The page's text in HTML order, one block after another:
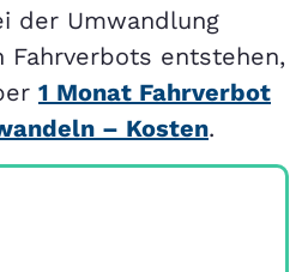
der Umwandlung
Fahrverbots entstehen,
1 Monat Fahrverbot
– Kosten.